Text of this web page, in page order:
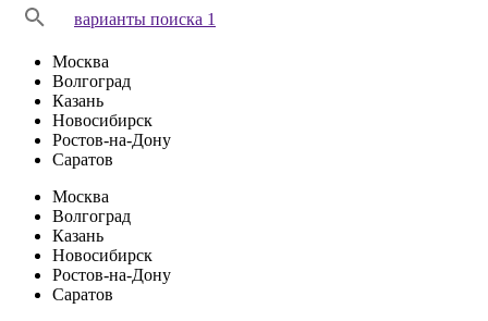
варианты поиска 1
Москва
Волгоград
Казань
Новосибирск
Ростов-на-Дону
Саратов
Москва
Волгоград
Казань
Новосибирск
Ростов-на-Дону
Саратов